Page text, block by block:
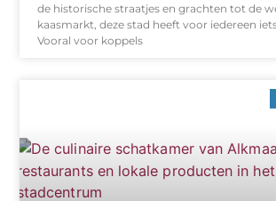
de historische straatjes en grachten tot de
kaasmarkt, deze stad heeft voor iedereen
Vooral voor koppels